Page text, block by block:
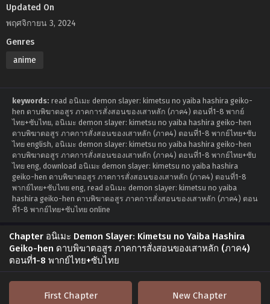
Updated On
พฤศจิกายน 3, 2024
Genres
anime
keywords: read อนิเมะ demon slayer: kimetsu no yaiba hashira geiko-
hen ดาบพิฆาตอสูร ภาคการสั่งสอนของเสาหลัก (ภาค4) ตอนที่1-8 พากย์
ไทย+ซับไทย, อนิเมะ demon slayer: kimetsu no yaiba hashira geiko-hen
ดาบพิฆาตอสูร ภาคการสั่งสอนของเสาหลัก (ภาค4) ตอนที่1-8 พากย์ไทย+ซับ
ไทย english, อนิเมะ demon slayer: kimetsu no yaiba hashira geiko-hen
ดาบพิฆาตอสูร ภาคการสั่งสอนของเสาหลัก (ภาค4) ตอนที่1-8 พากย์ไทย+ซับ
ไทย eng, download อนิเมะ demon slayer: kimetsu no yaiba hashira
geiko-hen ดาบพิฆาตอสูร ภาคการสั่งสอนของเสาหลัก (ภาค4) ตอนที่1-8
พากย์ไทย+ซับไทย eng, read อนิเมะ demon slayer: kimetsu no yaiba
hashira geiko-hen ดาบพิฆาตอสูร ภาคการสั่งสอนของเสาหลัก (ภาค4) ตอน
ที่1-8 พากย์ไทย+ซับไทย online
Chapter อนิเมะ Demon Slayer: Kimetsu no Yaiba Hashira
Geiko-hen ดาบพิฆาตอสูร ภาคการสั่งสอนของเสาหลัก (ภาค4)
ตอนที่1-8 พากย์ไทย+ซับไทย
First Chapter New Chapter